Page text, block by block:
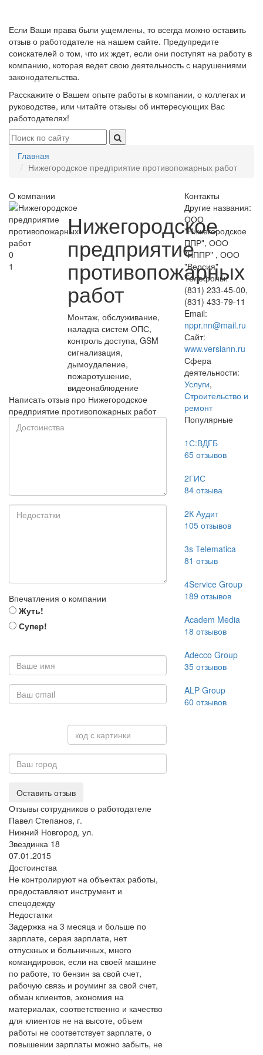
Если Ваши права были ущемлены, то всегда можно оставить
отзыв о работодателе на нашем сайте. Предупредите
соискателей о том, что их ждет, если они поступят на работу в
компанию, которая ведет свою деятельность с нарушениями
законодательства.
Расскажите о Вашем опыте работы в компании, о коллегах и
руководстве, или читайте отзывы об интересующих Вас
работодателях!
Главная
Нижегородское предприятие противопожарных работ
О компании
0
1
Нижегородское
предприятие
противопожарных
работ
Монтаж, обслуживание,
наладка систем ОПС,
контроль доступа, GSM
сигнализация,
дымоудаление,
пожаротушение,
видеонаблюдение
Написать отзыв про Нижегородское
предприятие противопожарных работ
Впечатления о компании
Жуть!
Супер!
Оставить отзыв
Отзывы сотрудников о работодателе
Павел Степанов, г.
Нижний Новгород, ул.
Звездинка 18
07.01.2015
Достоинства
Не контролируют на объектах работы,
предоставляют инструмент и
спецодежду
Недостатки
Задержка на 3 месяца и больше по
зарплате, серая зарплата, нет
отпускных и больничных, много
командировок, если на своей машине
по работе, то бензин за свой счет,
рабочую связь и роуминг за свой счет,
обман клиентов, экономия на
материалах, соответственно и качество
для клиентов не на высоте, объем
работы не соответствует зарплате, о
повышении зарплаты можно забыть, не
Контакты
Другие названия:
ООО
"Нижегородское
ППР", ООО
"НППР" , ООО
"Версия"
Телефоны:
(831) 233-45-00,
(831) 433-79-11
Email:
nppr.nn@mail.ru
Сайт:
www.versiann.ru
Сфера
деятельности:
Услуги,
Строительство и
ремонт
Популярные
1С:ВДГБ
65отзывов
2ГИС
84отзыва
2К Аудит
105отзывов
3s Telematica
81 отзыв
4Service Group
189 отзывов
Academ Media
18 отзывов
Adecco Group
35отзывов
ALP Group
60 отзывов